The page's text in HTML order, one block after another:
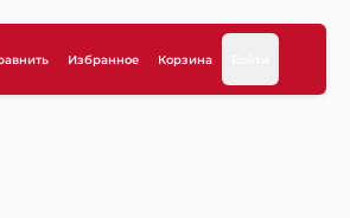
Избранное Корзина